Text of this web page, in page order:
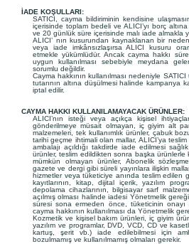
İADE KOŞULLARI:
SATICI, cayma bildiriminin kendisine
içerisinde toplam bedeli ve ALICI’yı borç
ve 20 günlük süre içerisinde malı iade almakla
ALICI’ nın kusurundan kaynaklanan bir
veya iade imkânsızlaşırsa ALICI kusuru
etmekle yükümlüdür. Ancak cayma hakkı
uygun kullanılması sebebiyle meydana
sorumlu değildir.
Cayma hakkının kullanılması nedeniyle
tutarının altına düşülmesi halinde kampanya
iptal edilir.
CAYMA HAKKI KULLANILAMAYACAK ÜRÜNLER:
ALICI’nın isteği veya açıkça kişisel
gönderilmeye müsait olmayan, iç giyim alt
malzemeleri, tek kullanımlık ürünler, çabuk
tarihi geçme ihtimali olan mallar, ALICI’ya
ambalajı açıldığı takdirde iade edilmesi
ürünler, teslim edildikten sonra başka ürünlerle
mümkün olmayan ürünler, Abonelik
gazete ve dergi gibi süreli yayınlara ilişkin
hizmetler veya tüketiciye anında teslim edilen
kayıtlarının, kitap, dijital içerik, yazılım
depolama cihazlarının, bilgisayar sarf
açılmış olması halinde iadesi Yönetmelik
süresi sona ermeden önce, tüketicinin onayı
cayma hakkının kullanılması da Yönetmelik
Kozmetik ve kişisel bakım ürünleri, iç giyim
yazılım ve programlar, DVD, VCD, CD ve
kartuş, şerit vb.) iade edilebilmesi için
bozulmamış ve kullanılmamış olmaları gerekir.